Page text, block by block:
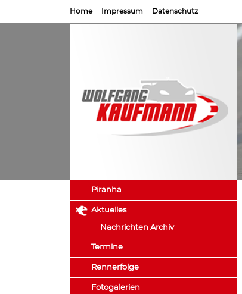
Home Impressum Datenschutz
Piranha
Aktuelles
Nachrichten Archiv
Termine
Rennerfolge
Fotogalerien